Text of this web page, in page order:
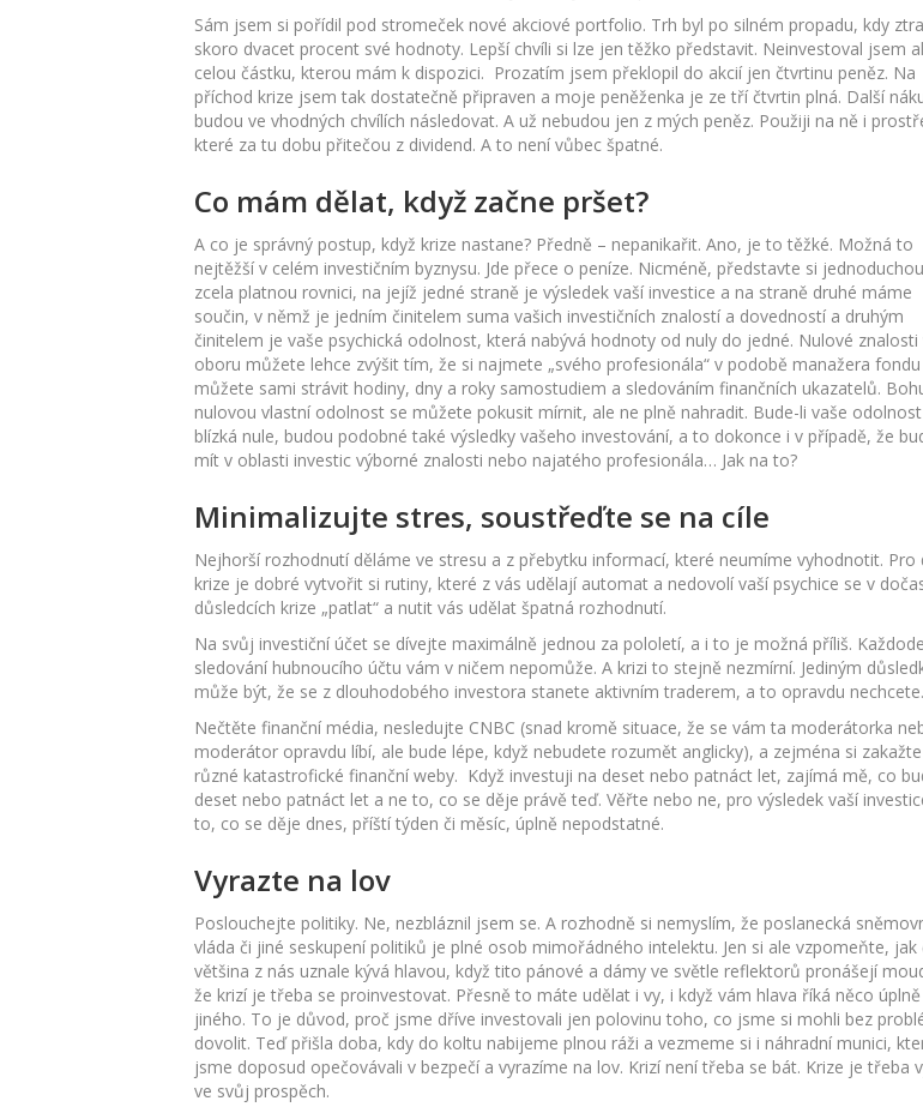
Sám jsem si pořídil pod stromeček nové akciové portfolio. Trh byl po silném propadu, kdy
skoro dvacet procent své hodnoty. Lepší chvíli si lze jen těžko představit. Neinvestoval jsem
celou částku, kterou mám k dispozici. Prozatím jsem překlopil do akcií jen čtvrtinu peněz. Na
příchod krize jsem tak dostatečně připraven a moje peněženka je ze tří čtvrtin plná. Další
budou ve vhodných chvílích následovat. A už nebudou jen z mých peněz. Použiji na ně i
které za tu dobu přitečou z dividend. A to není vůbec špatné.
Co mám dělat, když začne pršet?
A co je správný postup, když krize nastane? Předně – nepanikařit. Ano, je to těžké. Možná to
nejtěžší v celém investičním byznysu. Jde přece o peníze. Nicméně, představte si
zcela platnou rovnici, na jejíž jedné straně je výsledek vaší investice a na straně druhé máme
součin, v němž je jedním činitelem suma vašich investičních znalostí a dovedností a druhým
činitelem je vaše psychická odolnost, která nabývá hodnoty od nuly do jedné. Nulové znalosti
oboru můžete lehce zvýšit tím, že si najmete „svého profesionála“ v podobě manažera
můžete sami strávit hodiny, dny a roky samostudiem a sledováním finančních ukazatelů.
nulovou vlastní odolnost se můžete pokusit mírnit, ale ne plně nahradit. Bude-li vaše odolnost
blízká nule, budou podobné také výsledky vašeho investování, a to dokonce i v případě, že
mít v oblasti investic výborné znalosti nebo najatého profesionála… Jak na to?
Minimalizujte stres, soustřeďte se na cíle
Nejhorší rozhodnutí děláme ve stresu a z přebytku informací, které neumíme vyhodnotit. Pro
krize je dobré vytvořit si rutiny, které z vás udělají automat a nedovolí vaší psychice se v
důsledcích krize „patlat“ a nutit vás udělat špatná rozhodnutí.
Na svůj investiční účet se dívejte maximálně jednou za pololetí, a i to je možná příliš.
sledování hubnoucího účtu vám v ničem nepomůže. A krizi to stejně nezmírní. Jediným
může být, že se z dlouhodobého investora stanete aktivním traderem, a to opravdu nechcete.
Nečtěte finanční média, nesledujte CNBC (snad kromě situace, že se vám ta moderátorka
moderátor opravdu líbí, ale bude lépe, když nebudete rozumět anglicky), a zejména si zakažte
různé katastrofické finanční weby. Když investuji na deset nebo patnáct let, zajímá mě, co
deset nebo patnáct let a ne to, co se děje právě teď. Věřte nebo ne, pro výsledek vaší
to, co se děje dnes, příští týden či měsíc, úplně nepodstatné.
Vyrazte na lov
Poslouchejte politiky. Ne, nezbláznil jsem se. A rozhodně si nemyslím, že poslanecká
vláda či jiné seskupení politiků je plné osob mimořádného intelektu. Jen si ale vzpomeňte, jak
většina z nás uznale kývá hlavou, když tito pánové a dámy ve světle reflektorů pronášejí
že krizí je třeba se proinvestovat. Přesně to máte udělat i vy, i když vám hlava říká něco úplně
jiného. To je důvod, proč jsme dříve investovali jen polovinu toho, co jsme si mohli bez
dovolit. Teď přišla doba, kdy do koltu nabijeme plnou ráži a vezmeme si i náhradní munici,
jsme doposud opečovávali v bezpečí a vyrazíme na lov. Krizí není třeba se bát. Krize je třeba
ve svůj prospěch.